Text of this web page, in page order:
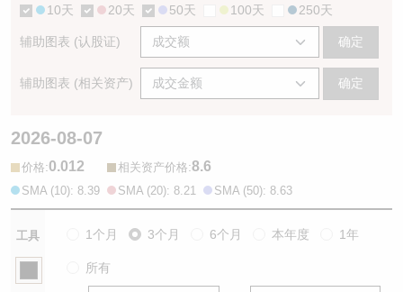
10天 20天 50天 100天 250天
辅助图表 (认股证) 确定
辅助图表 (相关资产) 确定
2026-08-07
价格:0.012 相关资产价格:8.6
SMA (10): 8.39 SMA (20): 8.21 SMA (50): 8.63
工具 1个月 3个月 6个月 本年度 1年
所有